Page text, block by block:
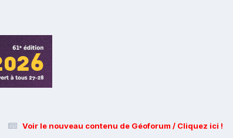
Voir le nouveau contenu de Géoforum / Cliquez ici !